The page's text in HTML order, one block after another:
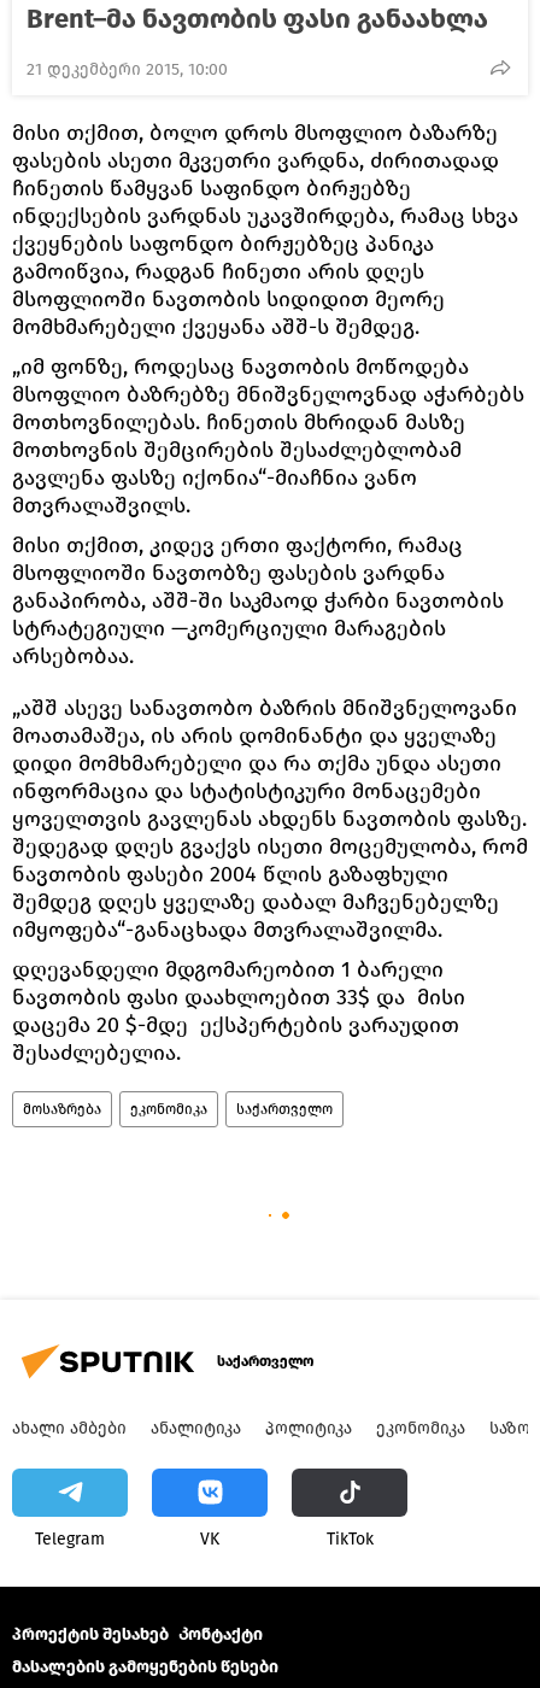
Brent–მა ნავთობის ფასი განაახლა
21 დეკემბერი 2015, 10:00
მისი თქმით, ბოლო დროს მსოფლიო ბაზარზე
ფასების ასეთი მკვეთრი ვარდნა, ძირითადად
ჩინეთის წამყვან საფინდო ბირჟებზე
ინდექსების ვარდნას უკავშირდება, რამაც სხვა
ქვეყნების საფონდო ბირჟებზეც პანიკა
გამოიწვია, რადგან ჩინეთი არის დღეს
მსოფლიოში ნავთობის სიდიდით მეორე
მომხმარებელი ქვეყანა აშშ-ს შემდეგ.
„იმ ფონზე, როდესაც ნავთობის მოწოდება
მსოფლიო ბაზრებზე მნიშვნელოვნად აჭარბებს
მოთხოვნილებას. ჩინეთის მხრიდან მასზე
მოთხოვნის შემცირების შესაძლებლობამ
გავლენა ფასზე იქონია“-მიაჩნია ვანო
მთვრალაშვილს.
მისი თქმით, კიდევ ერთი ფაქტორი, რამაც
მსოფლიოში ნავთობზე ფასების ვარდნა
განაპირობა, აშშ-ში საკმაოდ ჭარბი ნავთობის
სტრატეგიული —კომერციული მარაგების
არსებობაა.
„აშშ ასევე სანავთობო ბაზრის მნიშვნელოვანი
მოათამაშეა, ის არის დომინანტი და ყველაზე
დიდი მომხმარებელი და რა თქმა უნდა ასეთი
ინფორმაცია და სტატისტიკური მონაცემები
ყოველთვის გავლენას ახდენს ნავთობის ფასზე.
შედეგად დღეს გვაქვს ისეთი მოცემულობა, რომ
ნავთობის ფასები 2004 წლის გაზაფხული
შემდეგ დღეს ყველაზე დაბალ მაჩვენებელზე
იმყოფება“-განაცხადა მთვრალაშვილმა.
დღევანდელი მდგომარეობით 1 ბარელი
ნავთობის ფასი დაახლოებით 33$ და მისი
დაცემა 20 $-მდე ექსპერტების ვარაუდით
შესაძლებელია.
მოსაზრება ეკონომიკა საქართველო
საქართველო
ᲐᲮᲐᲚᲘ ᲐᲛᲑᲔᲑᲘ ᲐᲜᲐᲚᲘᲢᲘᲙᲐ ᲞᲝᲚᲘᲢᲘᲙᲐ ᲔᲙᲝᲜᲝᲛᲘᲙᲐ
Telegram VK ТikТоk
პროექტის შესახებ Კონტაქტი
მასალების გამოყენების წესები